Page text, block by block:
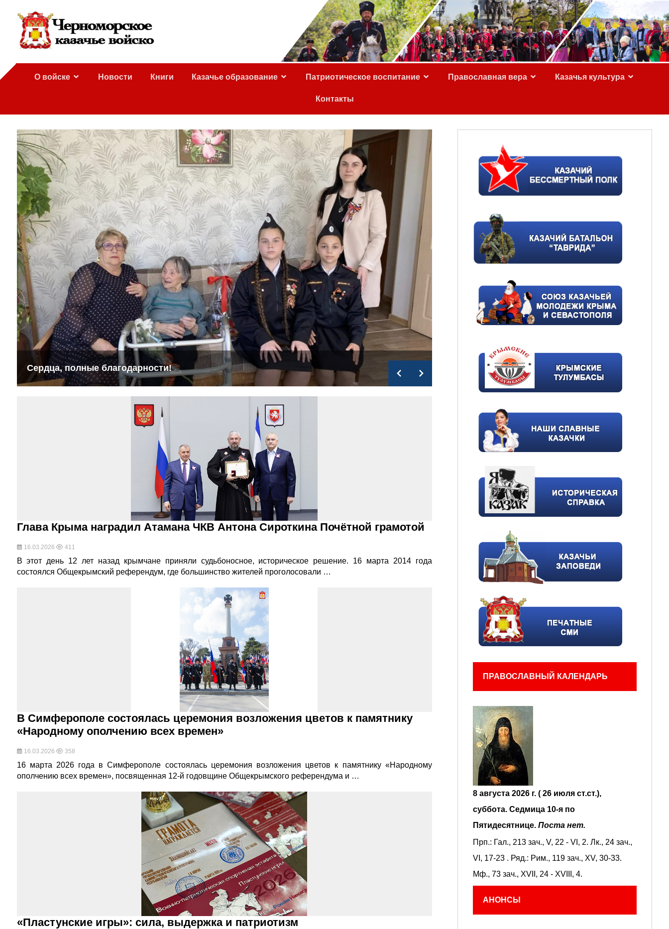
О войске Новости Книги Казачье образование Патриотическое воспитание Православная вера Казачья культура
Контакты
Сердца, полные благодарности! Героями не рождаются!
Глава Крыма наградил Атамана ЧКВ Антона Сироткина Почётной грамотой
16.03.2026 411
В этот день 12 лет назад крымчане приняли судьбоносное, историческое решение. 16 марта 2014 года
состоялся Общекрымский референдум, где большинство жителей проголосовали …
В Симферополе состоялась церемония возложения цветов к памятнику
«Народному ополчению всех времен»
16.03.2026 358
16 марта 2026 года в Симферополе состоялась церемония возложения цветов к памятнику «Народному
ополчению всех времен», посвященная 12-й годовщине Общекрымского референдума и …
«Пластунские игры»: сила, выдержка и патриотизм
ПРАВОСЛАВНЫЙ КАЛЕНДАРЬ
8 августа 2026 г. ( 26 июля ст.ст.),
суббота. Седмица 10-я по
Пятидесятнице. Поста нет.
Прп.: Гал., 213 зач., V, 22 - VI, 2. Лк., 24 зач.,
VI, 17-23 . Ряд.: Рим., 119 зач., XV, 30-33.
Мф., 73 зач., XVII, 24 - XVIII, 4.
АНОНСЫ